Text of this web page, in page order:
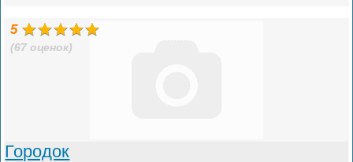
5
(67 оценок)
Городок